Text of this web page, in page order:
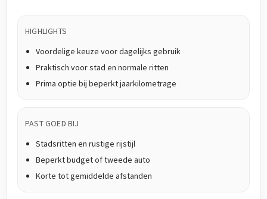
HIGHLIGHTS
Voordelige keuze voor dagelijks gebruik
Praktisch voor stad en normale ritten
Prima optie bij beperkt jaarkilometrage
PAST GOED BIJ
Stadsritten en rustige rijstijl
Beperkt budget of tweede auto
Korte tot gemiddelde afstanden